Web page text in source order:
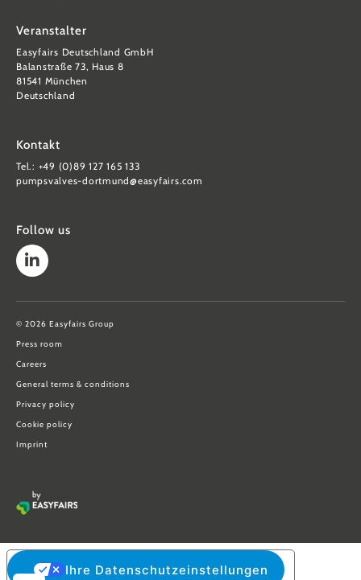
Veranstalter
Easyfairs Deutschland GmbH
Balanstraße 73, Haus 8
81541 München
Deutschland
Kontakt
Tel.: +49 (0)89 127 165 133
pumpsvalves-dortmund@easyfairs.com
Follow us
© 2026 Easyfairs Group
Press room
Careers
General terms & conditions
Privacy policy
Cookie policy
Imprint
Ihre Datenschutzeinstellungen